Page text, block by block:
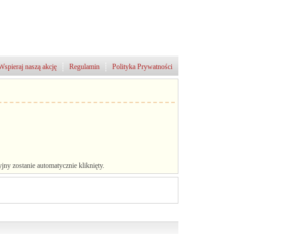
Polityka Prywatności
Regulamin
naszą akcję
zostanie automatycznie kliknięty.